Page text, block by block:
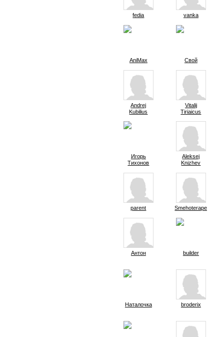
fedia vanka
AniMax Свой
Andrej
Kubilius
Vitalij
Tiriaicus
Игорь
Тихонов
Aleksej
Knizhev
parent Smehoterapevt
Антон builder
Наталочка broderix